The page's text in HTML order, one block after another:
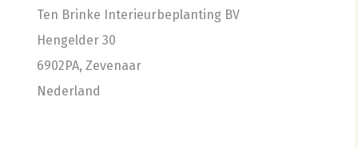
Ten Brinke Interieurbeplanting BV
Hengelder 30
6902PA, Zevenaar
Nederland